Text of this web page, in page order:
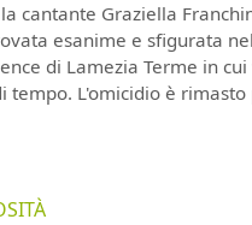
cantante Graziella
esanime e sfigurata
di Lamezia Terme in
tempo. L'omicidio è rimasto